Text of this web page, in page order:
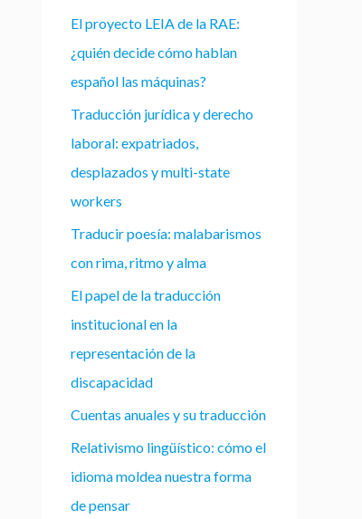
El proyecto LEIA de la RAE:
¿quién decide cómo hablan
español las máquinas?
Traducción jurídica y derecho
laboral: expatriados,
desplazados y multi-state
workers
Traducir poesía: malabarismos
con rima, ritmo y alma
El papel de la traducción
institucional en la
representación de la
discapacidad
Cuentas anuales y su traducción
Relativismo lingüístico: cómo el
idioma moldea nuestra forma
de pensar